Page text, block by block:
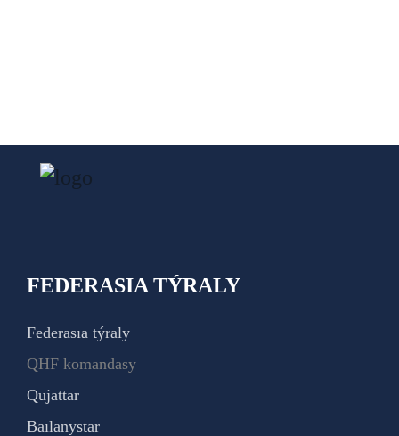
FEDERASIA TÝRALY
Federasıa týraly
QHF komandasy
Qujattar
Baılanystar